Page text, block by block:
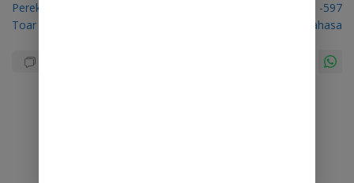
Perekat Persatuan di Tanah
Toar Lumimuut
Momentum HUT ke -597
Kabupaten Minahasa